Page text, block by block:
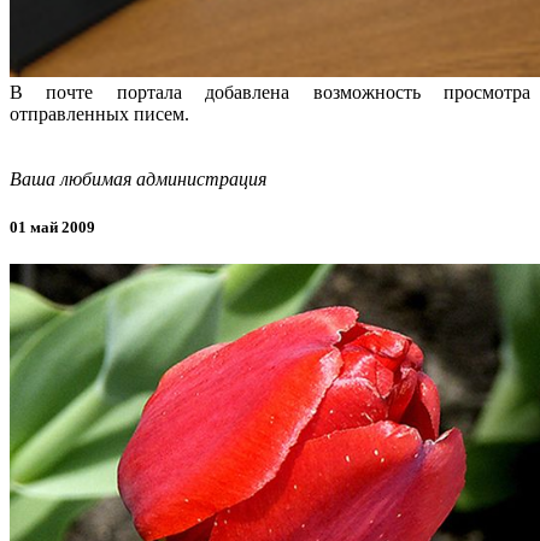
В почте портала добавлена возможность просмотра
отправленных писем.
Ваша любимая администрация
01 май 2009